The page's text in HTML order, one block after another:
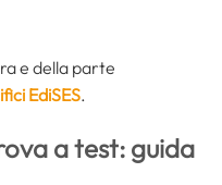
e della parte
EdiSES.
a test: guida